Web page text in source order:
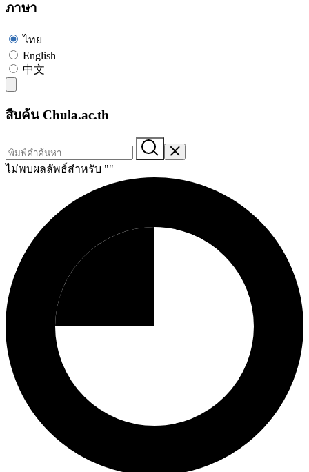
ภาษา
ไทย
English
中文
สืบค้น Chula.ac.th
ไม่พบผลลัพธ์สำหรับ ""